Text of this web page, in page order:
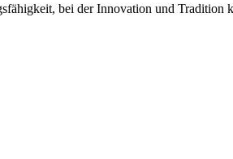
bei der Innovation und Tradition